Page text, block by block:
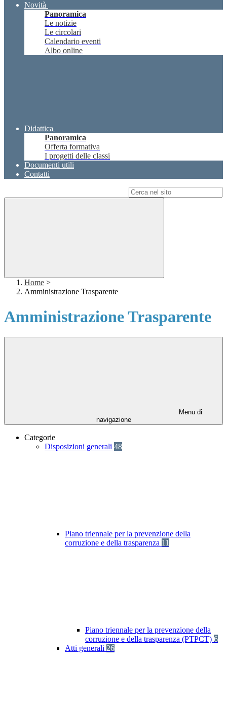
Novità
Panoramica
Le notizie
Le circolari
Calendario eventi
Albo online
Didattica
Panoramica
Offerta formativa
I progetti delle classi
Documenti utili
Contatti
Home >
Amministrazione Trasparente
Amministrazione Trasparente
Menu di
navigazione
Categorie
Disposizioni generali 48
Piano triennale per la prevenzione della
corruzione e della trasparenza 11
Piano triennale per la prevenzione della
corruzione e della trasparenza (PTPCT) 6
Atti generali 26